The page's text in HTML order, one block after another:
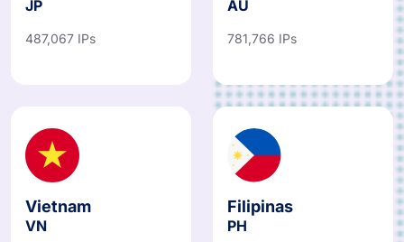
487,067 IPs 781,766 IPs
Vietnam
VN
Filipinas
PH